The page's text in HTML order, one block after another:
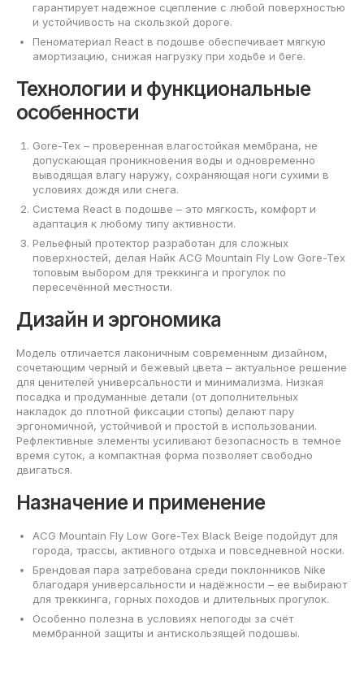
гарантирует надежное сцепление с любой поверхностью
и устойчивость на скользкой дороге.
Пеноматериал React в подошве обеспечивает мягкую
амортизацию, снижая нагрузку при ходьбе и беге.
Технологии и функциональные
особенности
Gore-Tex – проверенная влагостойкая мембрана, не
допускающая проникновения воды и одновременно
выводящая влагу наружу, сохраняющая ноги сухими в
условиях дождя или снега.
Система React в подошве – это мягкость, комфорт и
адаптация к любому типу активности.
Рельефный протектор разработан для сложных
поверхностей, делая Найк ACG Mountain Fly Low Gore-Tex
топовым выбором для треккинга и прогулок по
пересечённой местности.
Дизайн и эргономика
Модель отличается лаконичным современным дизайном,
сочетающим черный и бежевый цвета – актуальное решение
для ценителей универсальности и минимализма. Низкая
посадка и продуманные детали (от дополнительных
накладок до плотной фиксации стопы) делают пару
эргономичной, устойчивой и простой в использовании.
Рефлективные элементы усиливают безопасность в темное
время суток, а компактная форма позволяет свободно
двигаться.
Назначение и применение
ACG Mountain Fly Low Gore-Tex Black Beige подойдут для
города, трассы, активного отдыха и повседневной носки.
Брендовая пара затребована среди поклонников Nike
благодаря универсальности и надёжности – ее выбирают
для треккинга, горных походов и длительных прогулок.
Особенно полезна в условиях непогоды за счёт
мембранной защиты и антискользящей подошвы.